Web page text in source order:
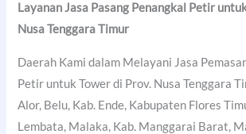
Layanan Jasa Pasang Penangkal Petir
Nusa Tenggara Timur
Daerah Kami dalam Melayani Jasa
Petir untuk Tower di Prov. Nusa Tenggara
Alor, Belu, Kab. Ende, Kabupaten Flores
Lembata, Malaka, Kab. Manggarai Barat,